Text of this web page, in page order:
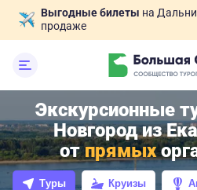
Выгодные билеты на
продаже
Экскурсионные
Новгород из
отпрямых
Туры Круизы